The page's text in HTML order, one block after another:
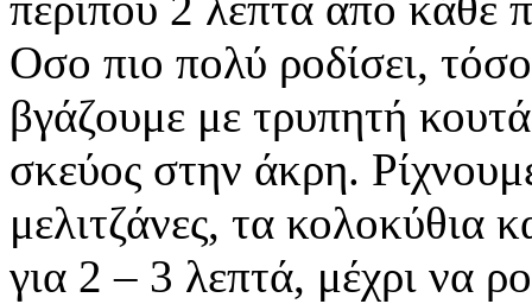
Οσο πιο πολύ ροδίσει,
βγάζουμε με τρυπητή
σκεύος στην άκρη.
μελιτζάνες, τα κολοκύθια
για 2 – 3 λεπτά, μέχρι να